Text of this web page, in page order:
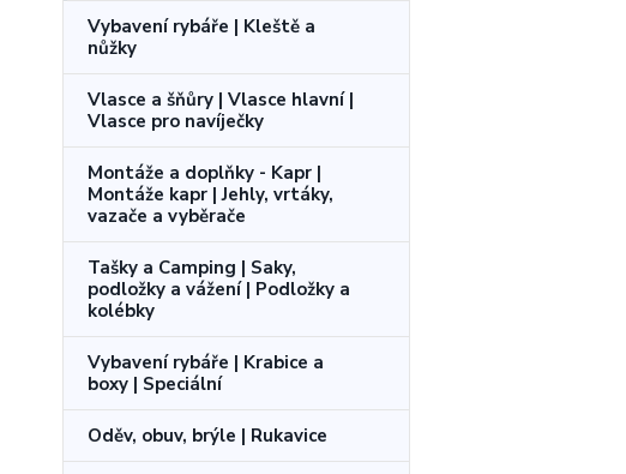
Vybavení rybáře | Kleště a
nůžky
Vlasce a šňůry | Vlasce hlavní |
Vlasce pro navíječky
Montáže a doplňky - Kapr |
Montáže kapr | Jehly, vrtáky,
vazače a vyběrače
Tašky a Camping | Saky,
podložky a vážení | Podložky a
kolébky
Vybavení rybáře | Krabice a
boxy | Speciální
Oděv, obuv, brýle | Rukavice